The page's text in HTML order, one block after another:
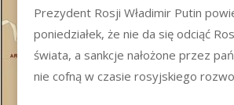
Prezydent Rosji Władimir Putin
poniedziałek, że nie da się odciąć
świata, a sankcje nałożone przez
nie cofną w czasie rosyjskiego